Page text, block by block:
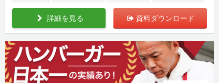
詳細を見る 資料ダウンロード